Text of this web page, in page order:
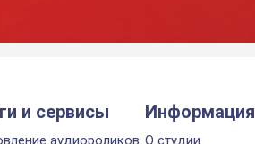
и сервисы
аудиороликов
Информация
О студии